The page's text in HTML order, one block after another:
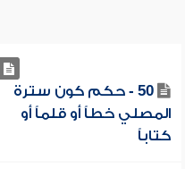
50 - حكم كون سترة
المصلي خطاً أو قلماً أو
كتاباً